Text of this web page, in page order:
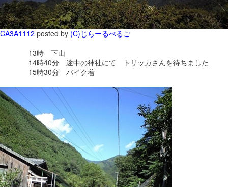
CA3A1112 posted by (C)じらーるぺるご
13時 下山
14時40分 途中の神社にて トリッカさんを待ちました
15時30分 バイク着